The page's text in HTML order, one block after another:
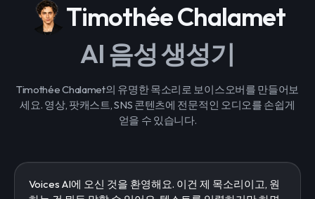
Timothée Chalamet
AI 음성 생성기
Timothée Chalamet의 유명한 목소리로 보이스오버를 만들어보
세요. 영상, 팟캐스트, SNS 콘텐츠에 전문적인 오디오를 손쉽게
얻을 수 있습니다.